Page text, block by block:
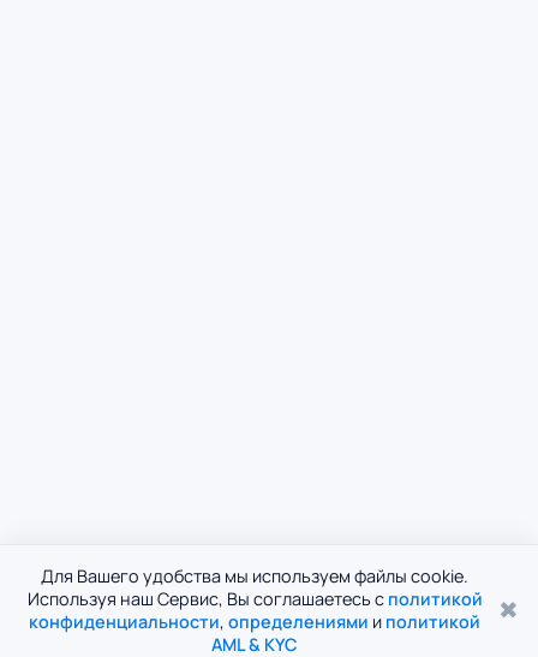
Для Вашего удобства мы используем файлы cookie.
Используя наш Сервис, Вы соглашаетесь с политикой
конфиденциальности, определениями и политикой
AML & KYC
✖